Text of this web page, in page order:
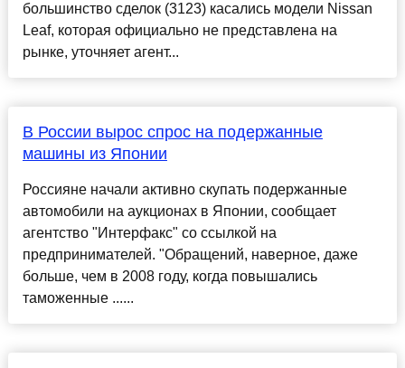
большинство сделок (3123) касались модели Nissan
Leaf, которая официально не представлена на
рынке, уточняет агент...
В России вырос спрос на подержанные
машины из Японии
Россияне начали активно скупать подержанные
автомобили на аукционах в Японии, сообщает
агентство "Интерфакс" со ссылкой на
предпринимателей. "Обращений, наверное, даже
больше, чем в 2008 году, когда повышались
таможенные ......